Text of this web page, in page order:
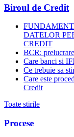
Biroul de Credit
DATELOR
CREDIT
BCR:
Care banci si
Ce trebuie sa
Care este
Credit
Toate stirile
Procese